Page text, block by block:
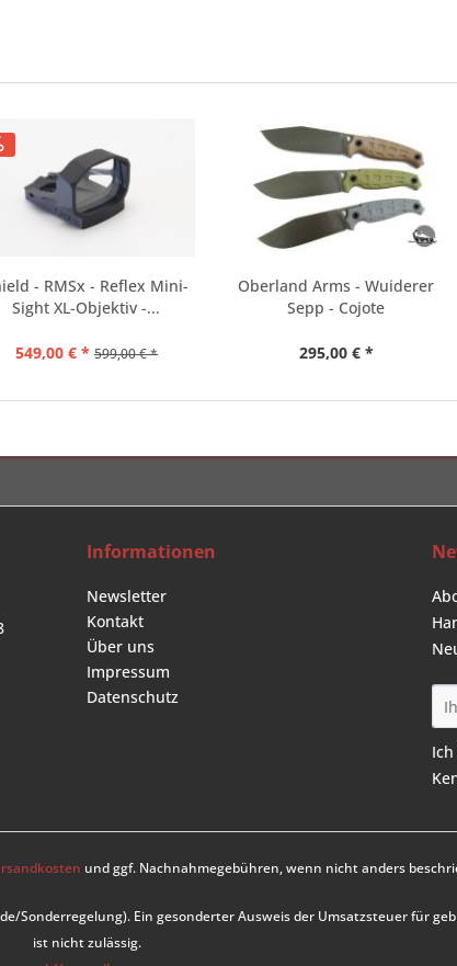
- RMSx - Reflex Mini-
Sight XL-Objektiv -...
549,00 € * 599,00 € *
Oberland Arms - Wuiderer
Sepp - Cojote
295,00 € *
Informationen
Newsletter
Kontakt
Über uns
Impressum
Datenschutz
und ggf. Nachnahmegebühren, wenn nicht anders
Sonderregelung). Ein gesonderter Ausweis der Umsatzsteuer für
ist nicht zulässig.